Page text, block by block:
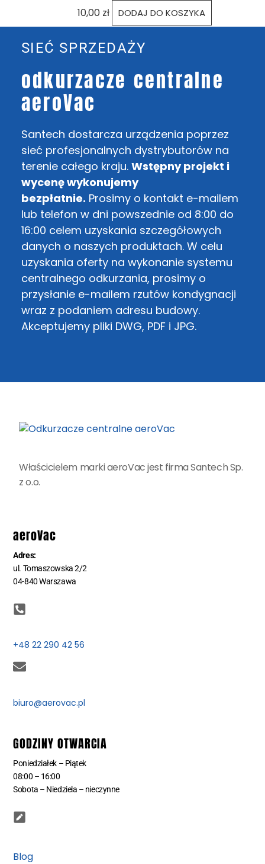
10,00 zł DODAJ DO KOSZYKA
SIEĆ SPRZEDAŻY
odkurzacze centralne
aeroVac
Santech dostarcza urządzenia poprzez
sieć profesjonalnych dystrybutorów na
terenie całego kraju. Wstępny projekt i
wycenę wykonujemy
bezpłatnie. Prosimy o kontakt e-mailem
lub telefon w dni powszednie od 8:00 do
16:00 celem uzyskania szczegółowych
danych o naszych produktach. W celu
uzyskania oferty na wykonanie systemu
centralnego odkurzania, prosimy o
przysłanie e-mailem rzutów kondygnacji
wraz z podaniem adresu budowy.
Akceptujemy pliki DWG, PDF i JPG.
Właścicielem marki aeroVac jest firma Santech Sp.
z o.o.
aeroVac
Adres:
ul. Tomaszowska 2/2
04-840 Warszawa
+48 22 290 42 56
biuro@aerovac.pl
GODZINY OTWARCIA
Poniedziałek – Piątek
08:00 – 16:00
Sobota – Niedziela – nieczynne
Blog